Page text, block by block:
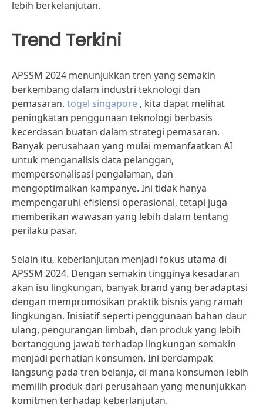
lebih berkelanjutan.
Trend Terkini
APSSM 2024 menunjukkan tren yang semakin
berkembang dalam industri teknologi dan
pemasaran. togel singapore , kita dapat melihat
peningkatan penggunaan teknologi berbasis
kecerdasan buatan dalam strategi pemasaran.
Banyak perusahaan yang mulai memanfaatkan AI
untuk menganalisis data pelanggan,
mempersonalisasi pengalaman, dan
mengoptimalkan kampanye. Ini tidak hanya
mempengaruhi efisiensi operasional, tetapi juga
memberikan wawasan yang lebih dalam tentang
perilaku pasar.
Selain itu, keberlanjutan menjadi fokus utama di
APSSM 2024. Dengan semakin tingginya kesadaran
akan isu lingkungan, banyak brand yang beradaptasi
dengan mempromosikan praktik bisnis yang ramah
lingkungan. Inisiatif seperti penggunaan bahan daur
ulang, pengurangan limbah, dan produk yang lebih
bertanggung jawab terhadap lingkungan semakin
menjadi perhatian konsumen. Ini berdampak
langsung pada tren belanja, di mana konsumen lebih
memilih produk dari perusahaan yang menunjukkan
komitmen terhadap keberlanjutan.